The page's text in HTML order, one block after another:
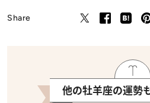
Share
他の牡羊座の運勢